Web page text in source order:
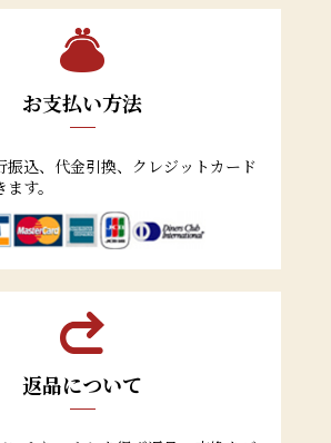
お支払い方法
振込、代金引換、クレジットカード
す。
返品について